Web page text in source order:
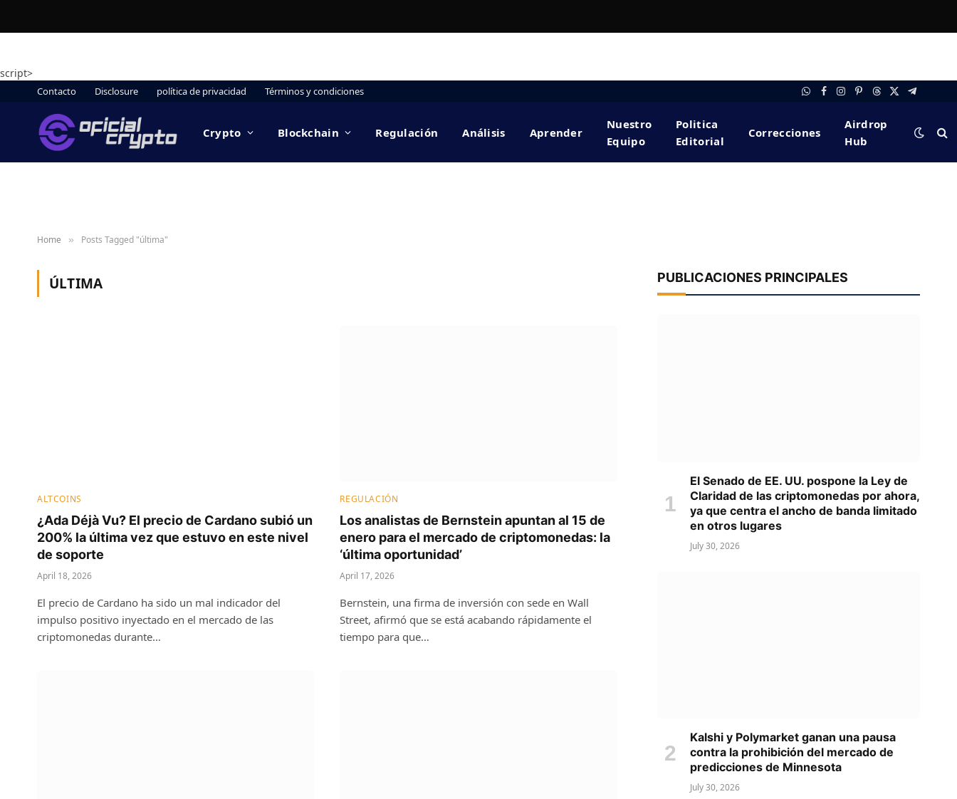
script>
Contacto Disclosure política de privacidad Términos y condiciones WhatsApp
FacebookInstagram
Pinterest
Threads
X
Telegram
Crypto Blockchain Regulación Análisis Aprender
Nuestro
Equipo
Politica
Editorial
Correcciones
Airdrop
Hub
Home » Posts Tagged "última"
ÚLTIMA
ALTCOINS
¿Ada Déjà Vu? El precio de Cardano subió un
200% la última vez que estuvo en este nivel
de soporte
April 18, 2026
El precio de Cardano ha sido un mal indicador del
impulso positivo inyectado en el mercado de las
criptomonedas durante…
REGULACIÓN
Los analistas de Bernstein apuntan al 15 de
enero para el mercado de criptomonedas: la
‘última oportunidad’
April 17, 2026
Bernstein, una firma de inversión con sede en Wall
Street, afirmó que se está acabando rápidamente el
tiempo para que…
PUBLICACIONES PRINCIPALES
El Senado de EE. UU. pospone la Ley de
Claridad de las criptomonedas por ahora,
ya que centra el ancho de banda limitado
en otros lugares
July 30, 2026
Kalshi y Polymarket ganan una pausa
contra la prohibición del mercado de
predicciones de Minnesota
July 30, 2026